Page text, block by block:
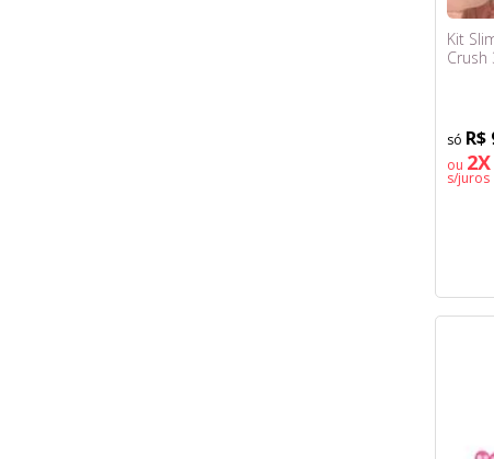
Kit
Crush
R$
ou
s/juros